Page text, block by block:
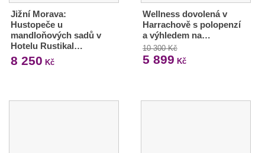
Jižní Morava:
Hustopeče u
mandloňových sadů v
Hotelu Rustikal…
8 250 Kč
Wellness dovolená v
Harrachově s polopenzí
a výhledem na…
10 300 Kč
5 899 Kč